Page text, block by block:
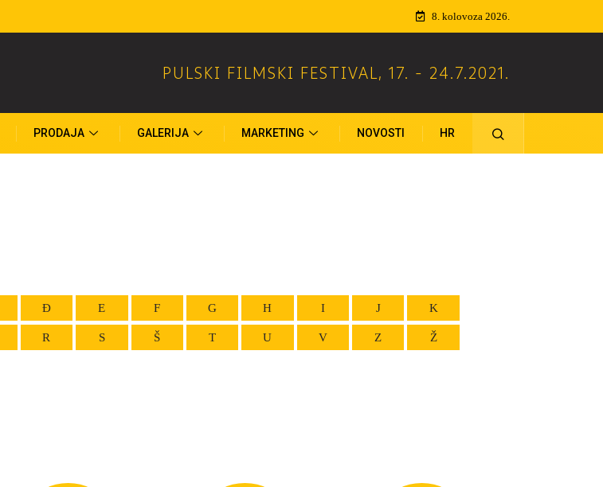
8. kolovoza 2026.
PULSKI FILMSKI FESTIVAL , 17. - 24.7.2021.
PRODAJA GALERIJA MARKETING NOVOSTI HR
Đ E F G H I J K
R S Š T U V Z Ž